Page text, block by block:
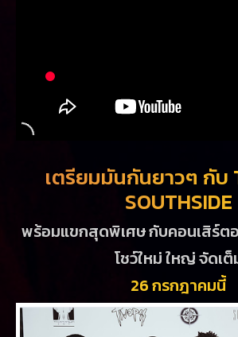
เตรียมมันกันยาวๆ กับ
SOUTHSIDE
พร้อมแขกสุดพิเศษ กับคอนเสิร์ต
โชว์ใหม่ ใหญ่ จัดเต็
26 กรกฎาคมนี้